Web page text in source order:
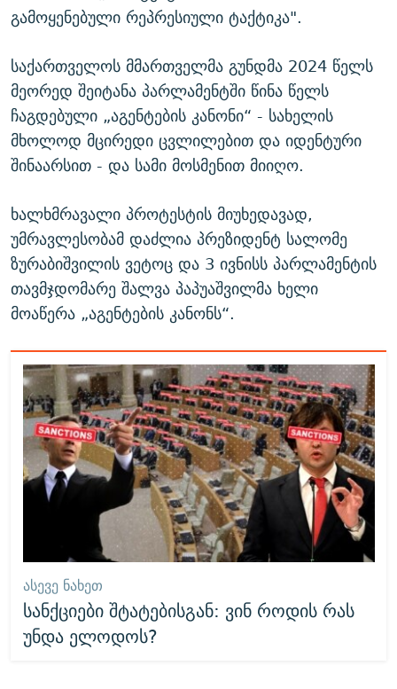
გამოყენებული რეპრესიული ტაქტიკა".
საქართველოს მმართველმა გუნდმა 2024 წელს
მეორედ შეიტანა პარლამენტში წინა წელს
ჩაგდებული „აგენტების კანონი“ - სახელის
მხოლოდ მცირედი ცვლილებით და იდენტური
შინაარსით - და სამი მოსმენით მიიღო.
ხალხმრავალი პროტესტის მიუხედავად,
უმრავლესობამ დაძლია პრეზიდენტ სალომე
ზურაბიშვილის ვეტოც და 3 ივნისს პარლამენტის
თავმჯდომარე შალვა პაპუაშვილმა ხელი
მოაწერა „აგენტების კანონს“.
ᲐᲡᲔᲕᲔ ᲜᲐᲮᲔᲗ
სანქციები შტატებისგან: ვინ როდის რას
უნდა ელოდოს?